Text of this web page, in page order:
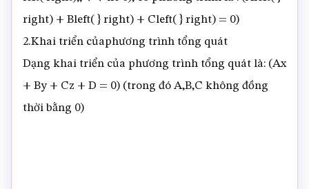
right) + Bleft( } right) + Cleft( } right) = 0)
2.Khai triển củaphương trình tổng quát
Dạng khai triển của phương trình tổng quát là: (Ax
+ By + Cz + D = 0) (trong đó A,B,C không đồng
thời bằng 0)